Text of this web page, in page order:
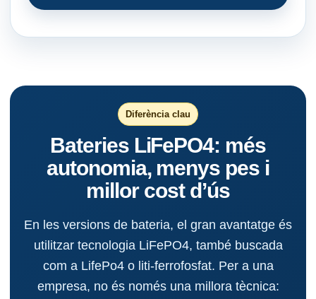
Diferència clau
Bateries LiFePO4: més
autonomia, menys pes i
millor cost d’ús
En les versions de bateria, el gran avantatge és
utilitzar tecnologia LiFePO4, també buscada
com a LifePo4 o liti-ferrofosfat. Per a una
empresa, no és només una millora tècnica: